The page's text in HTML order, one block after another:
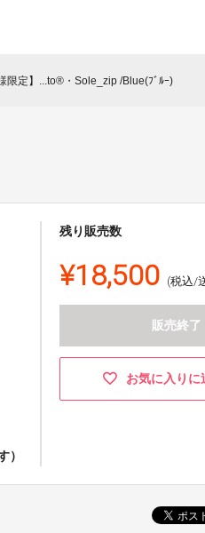
限定】...to®・Sole_zip /Blue(ﾌﾞﾙｰ)
）
残り販売数
¥18,500 (税込/
販売終了
お気に入りに